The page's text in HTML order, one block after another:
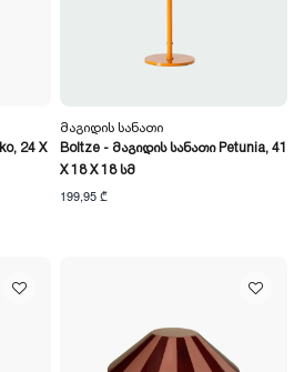
24 X
Მაგიდის Სანათი
Boltze - Მაგიდის Სანათი Petunia, 41
X 18 X 18 Სმ
199,95 ₾